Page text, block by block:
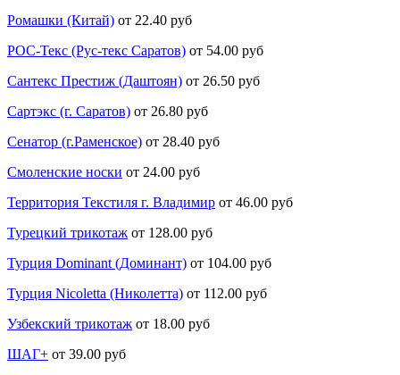
Ромашки (Китай) от 22.40 руб
РОС-Текс (Рус-текс Саратов) от 54.00 руб
Сантекс Престиж (Даштоян) от 26.50 руб
Сартэкс (г. Саратов) от 26.80 руб
Сенатор (г.Раменское) от 28.40 руб
Смоленские носки от 24.00 руб
Территория Текстиля г. Владимир от 46.00 руб
Турецкий трикотаж от 128.00 руб
Турция Dominant (Доминант) от 104.00 руб
Турция Nicoletta (Николетта) от 112.00 руб
Узбекский трикотаж от 18.00 руб
ШАГ+ от 39.00 руб